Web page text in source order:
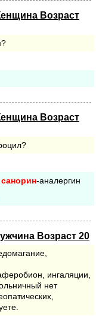
Возраст
Возраст
санорин-аналергин
Возраст 20
ингаляции,
нет